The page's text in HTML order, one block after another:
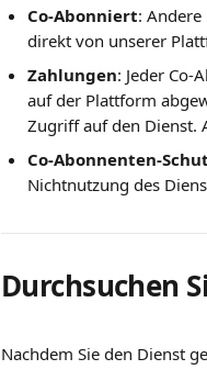
Co-Abonniert:
direkt von unserer
Zahlungen: Jeder
auf der Plattform
Zugriff auf den Dienst.
Co-Abonnenten-
Nichtnutzung des
Durchsuchen
Nachdem Sie den Dienst